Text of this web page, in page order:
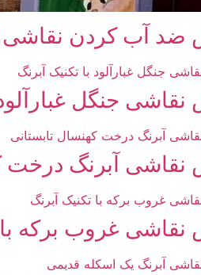
ضد آب کردن نقاشی
جنگل
نقاشی آبرنگ درخت
غروب برکه با